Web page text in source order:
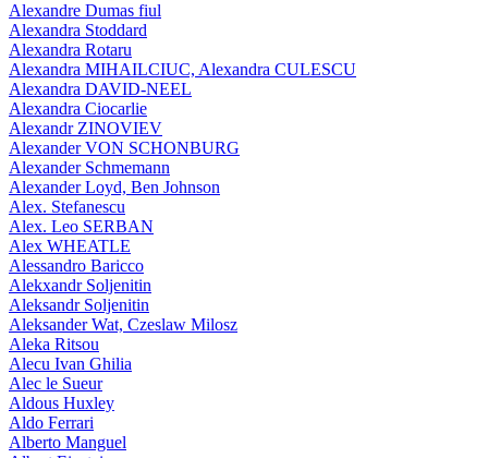
Alexandre Dumas fiul
Alexandra Stoddard
Alexandra Rotaru
Alexandra MIHAILCIUC, Alexandra CULESCU
Alexandra DAVID-NEEL
Alexandra Ciocarlie
Alexandr ZINOVIEV
Alexander VON SCHONBURG
Alexander Schmemann
Alexander Loyd, Ben Johnson
Alex. Stefanescu
Alex. Leo SERBAN
Alex WHEATLE
Alessandro Baricco
Alekxandr Soljenitin
Aleksandr Soljenitin
Aleksander Wat, Czeslaw Milosz
Aleka Ritsou
Alecu Ivan Ghilia
Alec le Sueur
Aldous Huxley
Aldo Ferrari
Alberto Manguel